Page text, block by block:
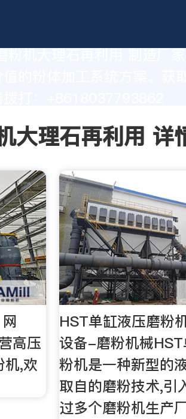
的粉体加工系统方案。获
大理石再利用 详
高压
机,欢
HST单缸液压磨粉
设备-磨粉机械
粉机是一种新型的
取自的磨粉技术,引
过多个磨粉机生产